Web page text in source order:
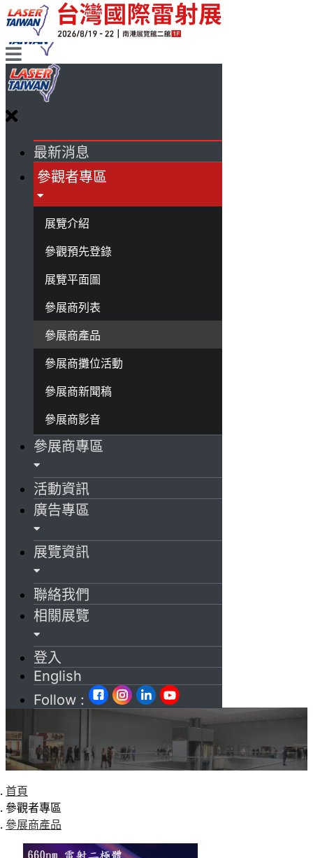
最新消息
參觀者專區
展覽介紹
參觀預先登錄
展覽平面圖
參展商列表
參展商產品
參展商攤位活動
參展商新聞稿
參展商影音
參展商專區
活動資訊
廣告專區
展覽資訊
聯絡我們
相關展覽
登入
English
Follow :
首頁
參觀者專區
參展商產品